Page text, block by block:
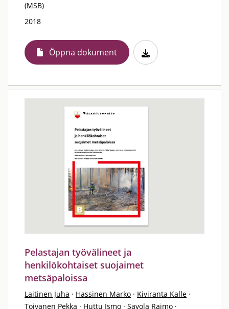
(MSB)
2018
Öppna dokument
Pelastajan työvälineet ja
henkilökohtaiset suojaimet
metsäpaloissa
Laitinen Juha · Hassinen Marko · Kiviranta Kalle ·
Toivanen Pekka · Huttu Ismo · Savola Raimo ·